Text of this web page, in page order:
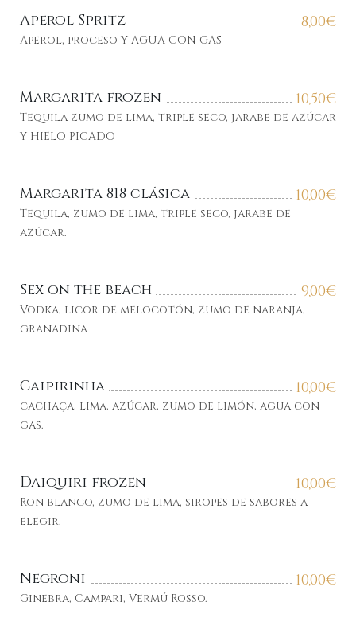
8,00€
Aperol Spritz
Aperol, proceso Y AGUA CON GAS
10,50€
Margarita frozen
Tequila zumo de lima, triple seco, jarabe de azúcar
Y HIELO PICADO
10,00€
Margarita 818 clásica
Tequila, zumo de lima, triple seco, jarabe de
azúcar.
9,00€
Sex on the beach
Vodka, licor de melocotón, zumo de naranja,
granadina
10,00€
Caipirinha
cachaça, lima, azúcar, zumo de limón, agua con
gas.
10,00€
Daiquiri frozen
Ron blanco, zumo de lima, siropes de sabores a
elegir.
10,00€
Negroni
Ginebra, Campari, Vermú Rosso.